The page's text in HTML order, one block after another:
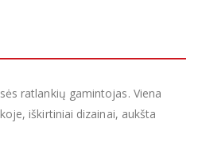
ratlankių gamintojas. Viena
iškirtiniai dizainai, aukšta